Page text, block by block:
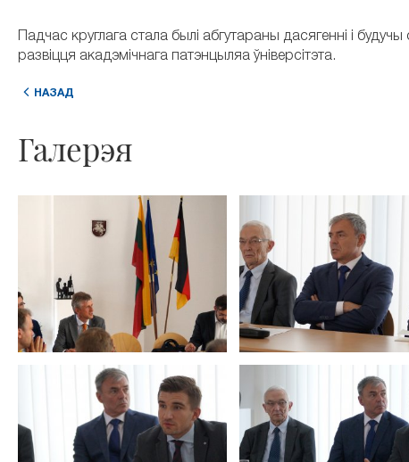
Падчас круглага стала былі абгутараны дасягенні і
развіцця акадэмічнага патэнцыляа ўніверсітэта.
НАЗАД
Галерэя